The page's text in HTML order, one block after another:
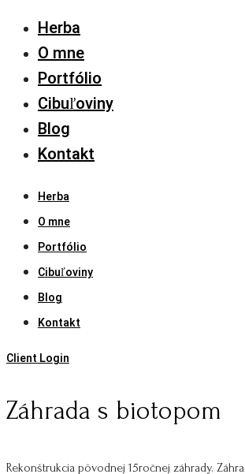
Herba
O mne
Portfólio
Cibuľoviny
Blog
Kontakt
Herba
O mne
Portfólio
Cibuľoviny
Blog
Kontakt
Client Login
Záhrada s biotopom
Rekonštrukcia pôvodnej 15ročnej záhrady.